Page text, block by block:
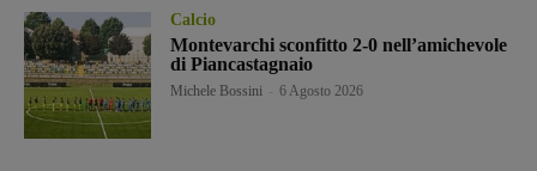
Calcio
Montevarchi sconfitto 2-0 nell’amichevole
di Piancastagnaio
Michele Bossini 6 Agosto 2026